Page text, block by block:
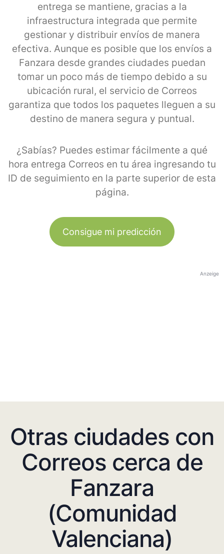
entrega se mantiene, gracias a la
infraestructura integrada que permite
gestionar y distribuir envíos de manera
efectiva. Aunque es posible que los envíos a
Fanzara desde grandes ciudades puedan
tomar un poco más de tiempo debido a su
ubicación rural, el servicio de Correos
garantiza que todos los paquetes lleguen a su
destino de manera segura y puntual.
¿Sabías? Puedes estimar fácilmente a qué
hora entrega Correos en tu área ingresando tu
ID de seguimiento en la parte superior de esta
página.
Consigue mi predicción
Anzeige
Otras ciudades con
Correos cerca de
Fanzara
(Comunidad
Valenciana)